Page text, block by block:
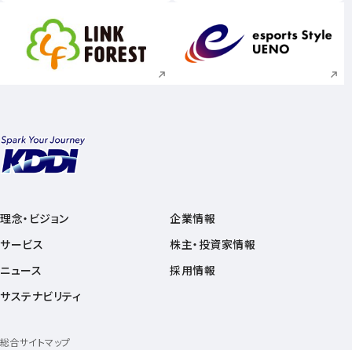
新規ウィンドウで開く 新規ウィンドウで
理念・ビジョン
サービス
ニュース
サステナビリティ
企業情報
株主・投資家情報
採用情報
総合サイトマップ